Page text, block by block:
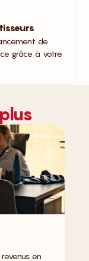
de
grâce à votre
en